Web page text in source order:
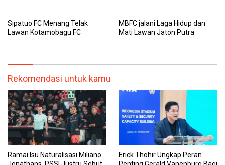
Sipatuo FC Menang Telak
Lawan Kotamobagu FC
MBFC jalani Laga Hidup dan
Mati Lawan Jaton Putra
Rekomendasi untuk kamu
Ramai Isu Naturalisasi Miliano
Erick Thohir Ungkap Peran